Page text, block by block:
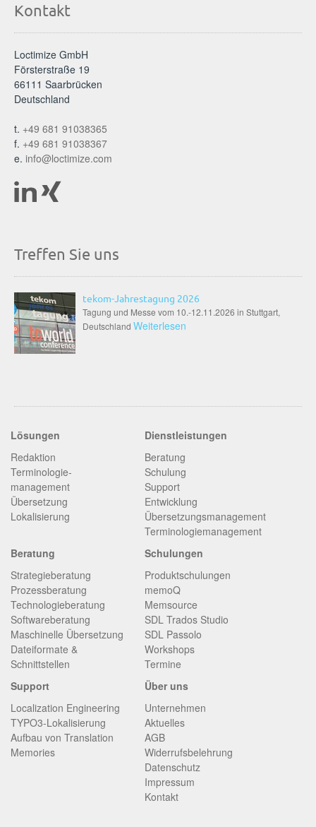
Kontakt
Loctimize GmbH
Försterstraße 19
66111 Saarbrücken
Deutschland
t. +49 681 91038365
f. +49 681 91038367
e. info@loctimize.com
Treffen Sie uns
tekom-Jahrestagung 2026
Tagung und Messe vom 10.-12.11.2026 in Stuttgart,
Deutschland Weiterlesen
Lösungen
Redaktion
Terminologie­
management
Übersetzung
Lokalisierung
Dienstleistungen
Beratung
Schulung
Support
Entwicklung
Übersetzungsmanagement
Terminologiemanagement
Beratung
Strategieberatung
Prozessberatung
Technologieberatung
Softwareberatung
Maschinelle Übersetzung
Dateiformate &
Schnittstellen
Schulungen
Produktschulungen
memoQ
Memsource
SDL Trados Studio
SDL Passolo
Workshops
Termine
Support
Localization Engineering
TYPO3-Lokalisierung
Aufbau von Translation
Memories
Über uns
Unternehmen
Aktuelles
AGB
Widerrufsbelehrung
Datenschutz
Impressum
Kontakt